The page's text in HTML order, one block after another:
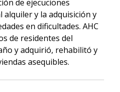
de ejecuciones
alquiler y la adquisición y
en dificultades. AHC
de residentes del
y adquirió, rehabilitó y
asequibles.